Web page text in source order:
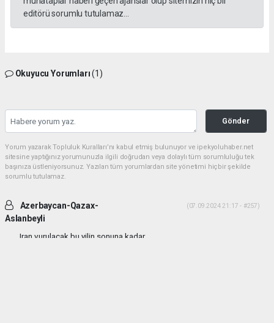
editörü sorumlu tutulamaz...
Okuyucu Yorumları(1)
Gönder
Yorum yazarak Topluluk Kuralları’nı kabul etmiş bulunuyor ve ipekyoluhaber.net
sitesine yaptığınız yorumunuzla ilgili doğrudan veya dolaylı tüm sorumluluğu tek
başınıza üstleniyorsunuz. Yazılan tüm yorumlardan site yönetimi hiçbir şekilde
sorumlu tutulamaz.
Azerbaycan-Qazax-
Aslanbeyli
(07.09.2024 21:17 - #257)
Iran vurulacak bu yilin sonuna kadar...